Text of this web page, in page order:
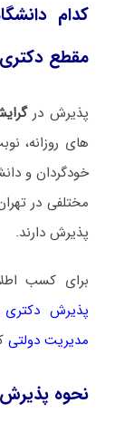
کدام
مقطع
پذیرش در
های روزانه،
خودگردان و
مختلفی در
پذیرش دارند.
برای کسب
پذیرش
مدیریت دولتی
نحوه